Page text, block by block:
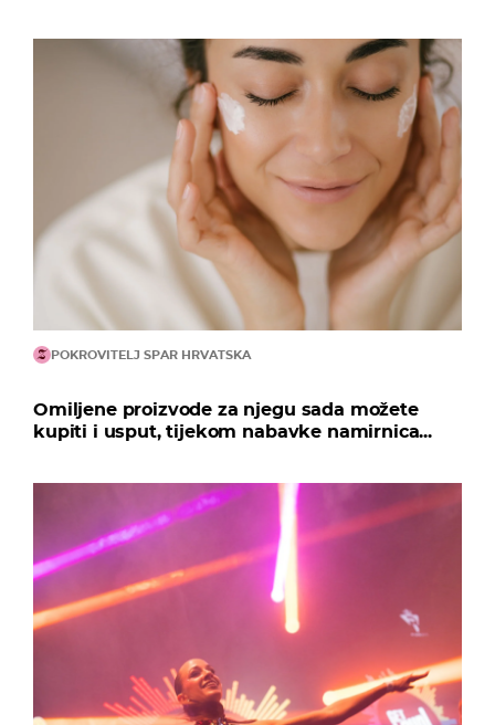
POKROVITELJ SPAR HRVATSKA
Omiljene proizvode za njegu sada možete
kupiti i usput, tijekom nabavke namirnica...